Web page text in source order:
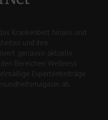
Krankenbett hinaus und
und ihre
genauso aktuelle
Bereichen Wellness
Expertenbeiträge
ab.